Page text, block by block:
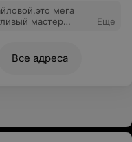
мега
мастер
Еще
Все адреса